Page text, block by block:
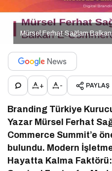
Mürsel Ferhat Sağlam
+ - PAYLAŞ
Branding Türkiye
Yazar Mürsel Ferhat
Commerce Summit’e
bulundu. Modern
Hayatta Kalma